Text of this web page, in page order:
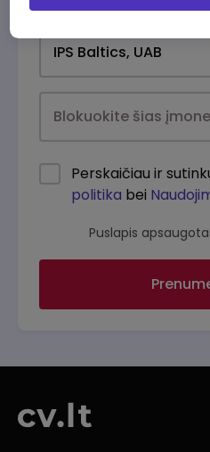
Perskaičiau ir
politika bei
Puslapis